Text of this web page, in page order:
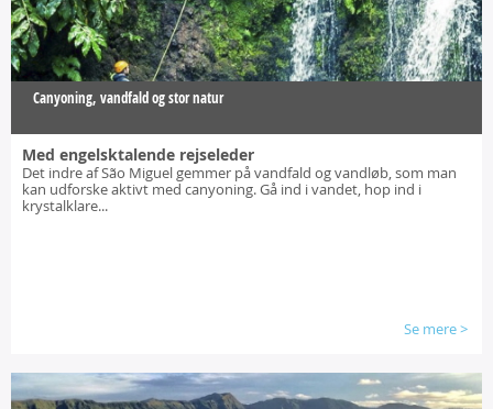
Canyoning, vandfald og stor natur
Med engelsktalende rejseleder
Det indre af São Miguel gemmer på vandfald og vandløb, som man
kan udforske aktivt med canyoning. Gå ind i vandet, hop ind i
krystalklare...
Se mere>